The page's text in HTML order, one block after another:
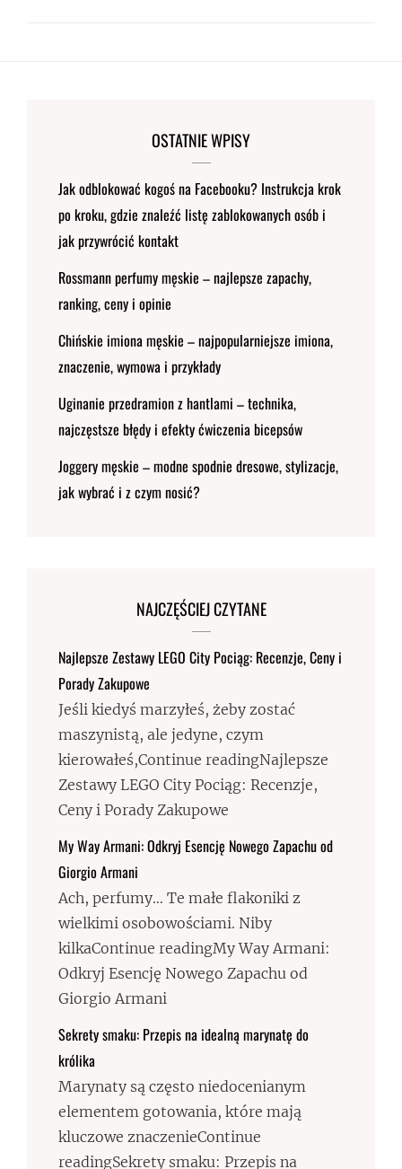
OSTATNIE WPISY
Jak odblokować kogoś na Facebooku? Instrukcja krok
po kroku, gdzie znaleźć listę zablokowanych osób i
jak przywrócić kontakt
Rossmann perfumy męskie – najlepsze zapachy,
ranking, ceny i opinie
Chińskie imiona męskie – najpopularniejsze imiona,
znaczenie, wymowa i przykłady
Uginanie przedramion z hantlami – technika,
najczęstsze błędy i efekty ćwiczenia bicepsów
Joggery męskie – modne spodnie dresowe, stylizacje,
jak wybrać i z czym nosić?
NAJCZĘŚCIEJ CZYTANE
Najlepsze Zestawy LEGO City Pociąg: Recenzje, Ceny i
Porady Zakupowe
Jeśli kiedyś marzyłeś, żeby zostać
maszynistą, ale jedyne, czym
kierowałeś,Continue readingNajlepsze
Zestawy LEGO City Pociąg: Recenzje,
Ceny i Porady Zakupowe
My Way Armani: Odkryj Esencję Nowego Zapachu od
Giorgio Armani
Ach, perfumy… Te małe flakoniki z
wielkimi osobowościami. Niby
kilkaContinue readingMy Way Armani:
Odkryj Esencję Nowego Zapachu od
Giorgio Armani
Sekrety smaku: Przepis na idealną marynatę do
królika
Marynaty są często niedocenianym
elementem gotowania, które mają
kluczowe znaczenieContinue
readingSekrety smaku: Przepis na